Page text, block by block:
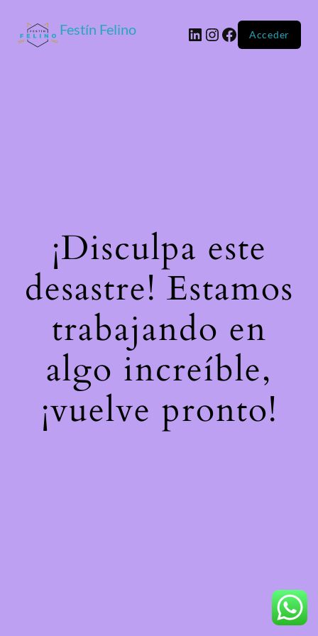
Festín Felino Acceder
¡Disculpa este
desastre! Estamos
trabajando en
algo increíble,
¡vuelve pronto!